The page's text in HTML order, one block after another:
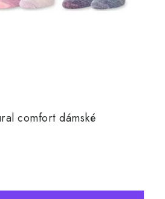
comfort dámské